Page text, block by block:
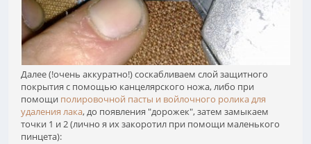
Далее (!очень аккуратно!) соскабливаем слой защитного
покрытия с помощью канцелярского ножа, либо при
помощи полировочной пасты и войлочного ролика для
удаления лака, до появления "дорожек", затем замыкаем
точки 1 и 2 (лично я их закоротил при помощи маленького
пинцета):